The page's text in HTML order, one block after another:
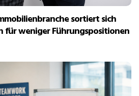
sortiert sich
für weniger Führungspositionen